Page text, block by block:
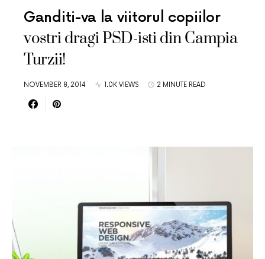
Ganditi-va la viitorul copiilor
vostri dragi PSD-isti din Campia
Turzii!
NOVEMBER 8, 2014 1.0K VIEWS 2 MINUTE READ